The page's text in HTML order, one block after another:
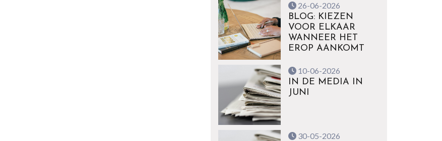
26-06-2026
BLOG: KIEZEN
VOOR ELKAAR
WANNEER HET
EROP AANKOMT
10-06-2026
IN DE MEDIA IN
JUNI
30-05-2026